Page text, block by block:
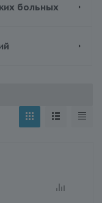
больных